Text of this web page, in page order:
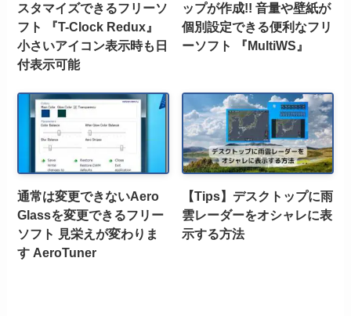
スタマイズできるフリーソ
フト 『T-Clock Redux』
小さいアイコン表示時も日
付表示可能
ップが作成!! 音量や壁紙が
個別設定できる便利なフリ
ーソフト 『MultiWS』
通常は変更できないAero
Glassを変更できるフリー
ソフト 見栄えが変わりま
す AeroTuner
【Tips】デスクトップに雨
雲レーダーをオシャレに表
示する方法